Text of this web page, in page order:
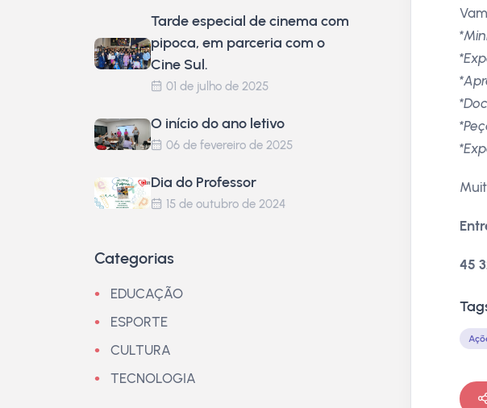
45
Tarde especial de cinema com
pipoca, em parceria com o
Cine Sul.
01 de julho de 2025
O início do ano letivo
06 de fevereiro de 2025
Dia do Professor
15 de outubro de 2024
Categorias
EDUCAÇÃO
ESPORTE
CULTURA
TECNOLOGIA